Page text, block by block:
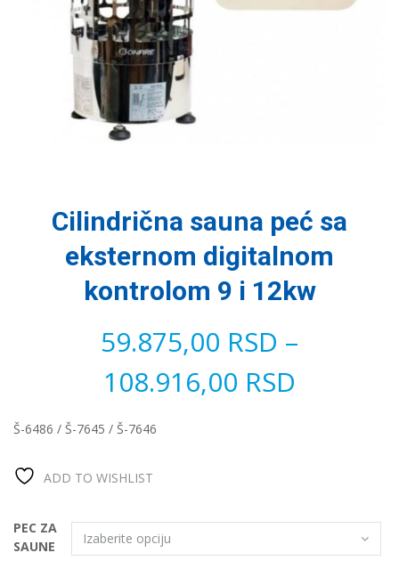
Cilindrična sauna peć sa
eksternom digitalnom
kontrolom 9 i 12kw
59.875,00 RSD –
108.916,00 RSD
Š-6486 / Š-7645 / Š-7646
ADD TO WISHLIST
PEC ZA
SAUNE